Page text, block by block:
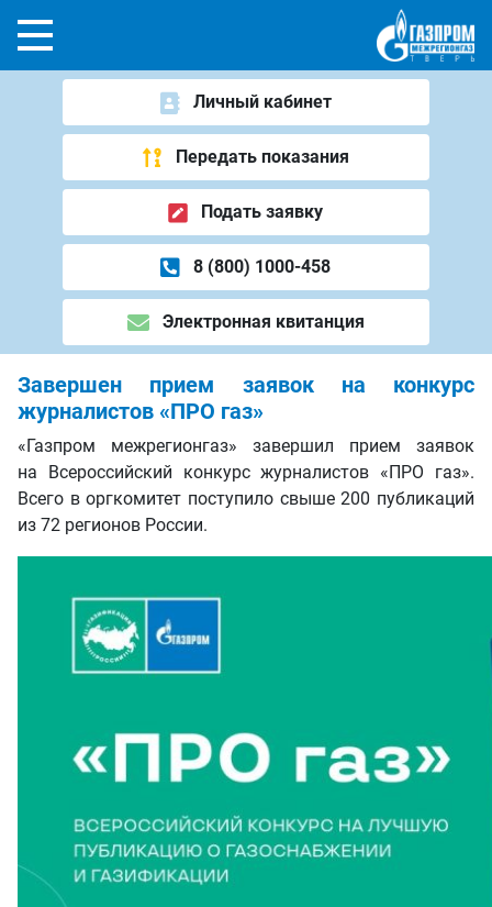
Личный кабинет
Передать показания
Подать заявку
8 (800) 1000-458
Электронная квитанция
Завершен прием заявок на конкурс
журналистов «ПРО газ»
«Газпром межрегионгаз» завершил прием заявок
на Всероссийский конкурс журналистов «ПРО газ».
Всего в оргкомитет поступило свыше 200 публикаций
из 72 регионов России.